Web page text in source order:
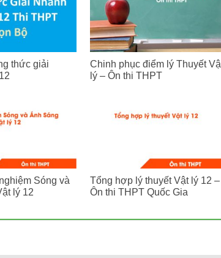
thức giải
Chinh phục điểm lý Thuyết
lý – Ôn thi THPT
Sóng và
lý 12
Tổng hợp lý thuyết Vật lý 12 –
Ôn thi THPT Quốc Gia